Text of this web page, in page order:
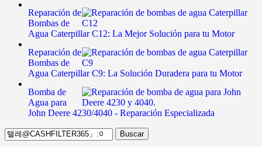
Reparación de
Bombas de
Agua Caterpillar C12: La Mejor Solución para tu Motor
Reparación de
Bombas de
Agua Caterpillar C9: La Solución Duradera para tu Motor
Bomba de
Agua para
John Deere 4230/4040 - Reparación Especializada
Buscar: